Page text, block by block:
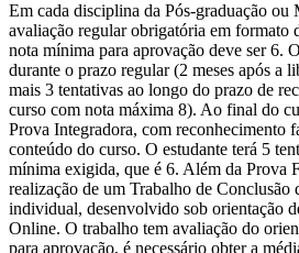
Em cada disciplina da Pós-graduação ou
avaliação regular obrigatória em formato
nota mínima para aprovação deve ser 6.
durante o prazo regular (2 meses após a
mais 3 tentativas ao longo do prazo de
curso com nota máxima 8). Ao final do
Prova Integradora, com reconhecimento
conteúdo do curso. O estudante terá 5
mínima exigida, que é 6. Além da Prova
realização de um Trabalho de Conclusão
individual, desenvolvido sob orientação
Online. O trabalho tem avaliação do
para aprovação, é necessário obter a